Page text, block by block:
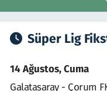
Süper Lig
14 Ağustos, Cuma
Galatasaray - Çorum